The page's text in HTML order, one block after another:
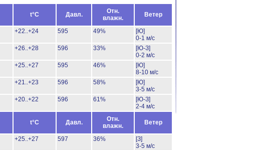
t°C Давл.
Отн.
влажн.
Ветер
+22..+24 595 49%
[Ю]
0-1 м/с
+26..+28 596 33%
[Ю-З]
0-2 м/с
+25..+27 595 46%
[Ю]
8-10 м/с
+21..+23 596 58%
[Ю]
3-5 м/с
+20..+22 596 61%
[Ю-З]
2-4 м/с
t°C Давл.
Отн.
влажн.
Ветер
+25..+27 597 36%
[З]
3-5 м/с